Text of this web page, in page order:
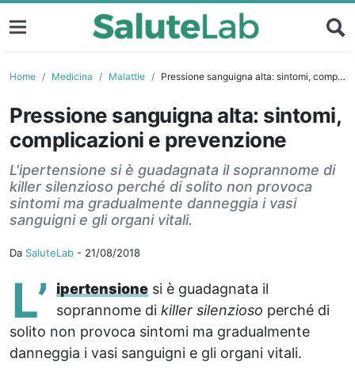
Home Medicina Malattie Pressione sanguigna alta: sintomi, complicazioni e prevenzione
Pressione sanguigna alta: sintomi,
complicazioni e prevenzione
L'ipertensione si è guadagnata il soprannome di
killer silenzioso perché di solito non provoca
sintomi ma gradualmente danneggia i vasi
sanguigni e gli organi vitali.
Da SaluteLab - 21/08/2018
L’ ipertensione si è guadagnata il
soprannome di killer silenzioso perché di
solito non provoca sintomi ma gradualmente
danneggia i vasi sanguigni e gli organi vitali.